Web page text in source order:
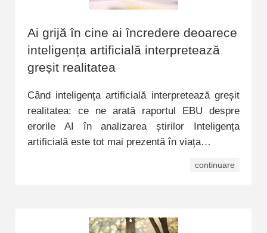
Ai grijă în cine ai încredere deoarece
inteligența artificială interpretează
greșit realitatea
Când inteligența artificială interpretează greșit
realitatea: ce ne arată raportul EBU despre
erorile AI în analizarea știrilor Inteligența
artificială este tot mai prezentă în viața…
continuare